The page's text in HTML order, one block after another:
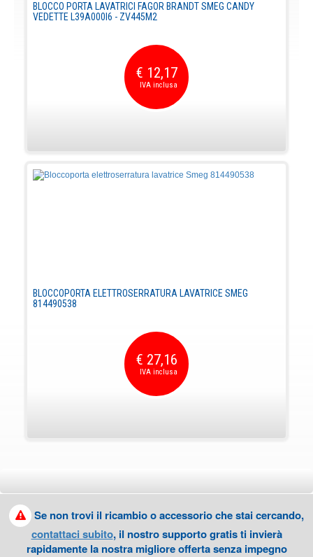
BLOCCO PORTA LAVATRICI FAGOR BRANDT SMEG CANDY
VEDETTE L39A000I6 - ZV445M2
€ 12,17
BLOCCOPORTA ELETTROSERRATURA LAVATRICE SMEG
814490538
€ 27,16
Se non trovi il ricambio o accessorio che stai cercando,
contattaci subito, il nostro supporto gratis ti invierà
rapidamente la nostra migliore offerta senza impegno